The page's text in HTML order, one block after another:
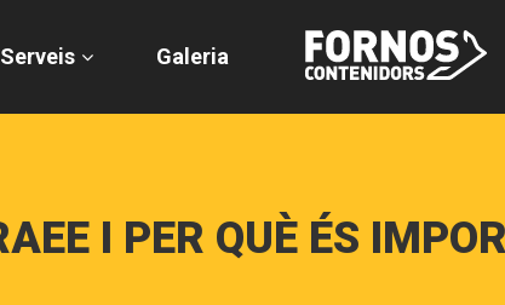
Serveis Galeria
I PER QUÈ ÉS